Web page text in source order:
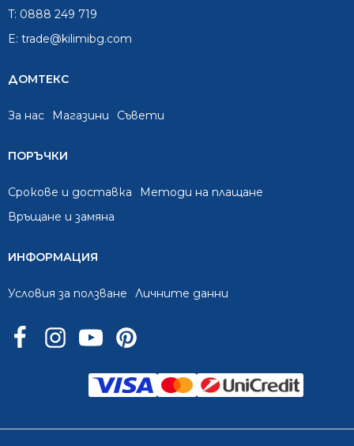
T: 0888 249 719
E: trade@kilimibg.com
ДОМТЕКС
За нас Mагазини Съвети
ПОРЪЧКИ
Срокове и доставка
Методи на плащане
Връщане и замяна
ИНФОРМАЦИЯ
Условия за ползване Личните данни